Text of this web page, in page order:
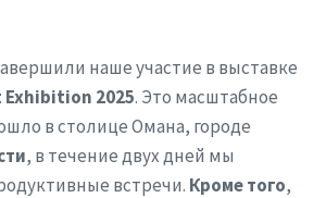
наше участие в выставке
Exhibition 2025. Это масштабное
в столице Омана, городе
, в течение двух дней мы
встречи. Кроме того,